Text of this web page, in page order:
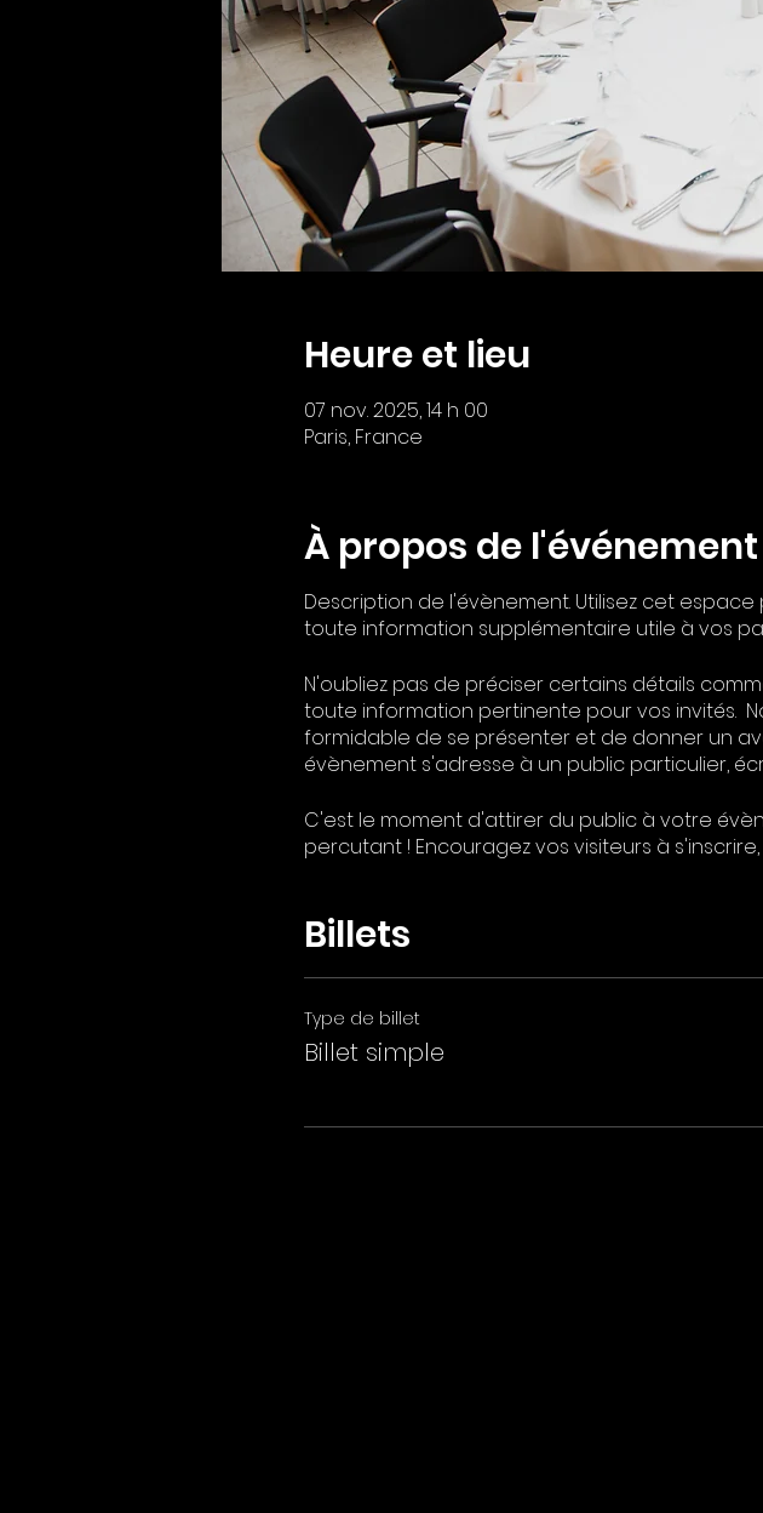
Heure et lieu
07 nov. 2025, 14 h 00
Paris, France
À propos de l'événement
Description de l'évènement. Utilisez cet
toute information supplémentaire utile à vos
N'oubliez pas de préciser certains détails
toute information pertinente pour vos invités.
formidable de se présenter et de donner un
évènement s'adresse à un public particulier,
C'est le moment d'attirer du public à votre
percutant ! Encouragez vos visiteurs à
Billets
Type de billet
Billet simple